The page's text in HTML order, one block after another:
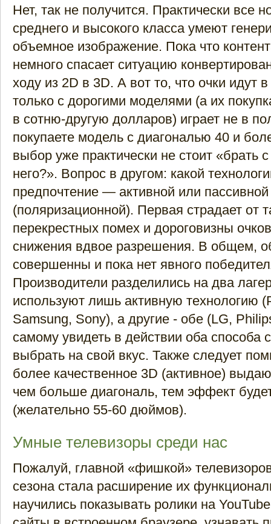
Нет, так не получится. Практически все
среднего и высокого класса умеют
объемное изображение. Пока что
немного спасает ситуацию
ходу из 2D в 3D. А вот то, что очки идут
только с дорогими моделями (а их
в сотню-другую долларов) играет не в
покупаете модель с диагональю 40 и
выбор уже практически не стоит «брать
него?». Вопрос в другом: какой
предпочтение — активной или пассивной
(поляризационной). Первая страдает от
перекрестных помех и дороговизны
снижения вдвое разрешения. В общем,
совершенны и пока нет явного
Производители разделились на два
используют лишь активную технологию
Samsung, Sony), а другие - обе (LG,
самому увидеть в действии оба способа
выбрать на свой вкус. Также следует
более качественное 3D (активное)
чем больше диагональ, тем эффект
(желательно 55-60 дюймов).
Умные телевизоры среди нас
Пожалуй, главной «фишкой»
сезона стала расширение их
научились показывать ролики на